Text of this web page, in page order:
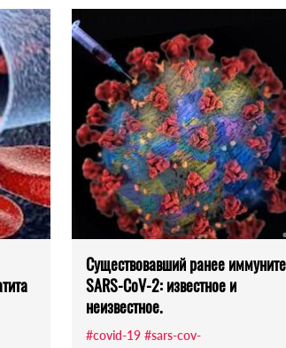
Существовавший ранее
SARS-CoV-2: известное и
неизвестное.
#covid-19 #sars-cov-